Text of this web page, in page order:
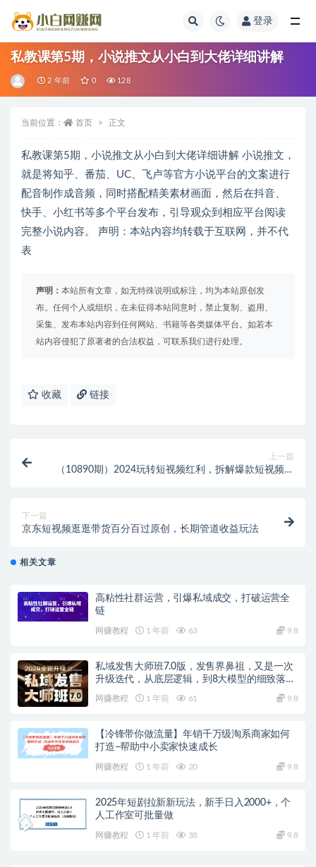
登录
私教课第5期，小说推文从小白到大佬详细讲解
2 年前 0 128
当前位置： 首页 正文
私教课第5期，小说推文从小白到大佬详细讲解 小说推文，
就是将知乎、番茄、UC、飞卢等官方小说平台的文案进行
配音制作成音频，同时搭配精美素材画面，然后在抖音、
快手、小红书等多个平台发布，引导观众到相应平台阅读
完整小说内容。 声明：本站内容均转载于互联网，并不代
表
声明： 本站所有文章，如无特殊说明或标注，均为本站原创发
布。任何个人或组织，在未征得本站同意时，禁止复制、盗用、
采集、发布本站内容到任何网站、书籍等各类媒体平台。如若本
站内容侵犯了原著者的合法权益，可联系我们进行处理。
收藏 链接
上一篇
（10890期）2024玩转短视频红利，拆解爆款短视频隐
下一篇
京东短视频逛逛带货百分百过原创，长期管道收益玩法
相关文章
高粘性社群运营，引爆私域成交，打破运营全
链
网赚教程 1 年前 63 9.8
私域发售大师班7.0版，发售界鼻祖，又是一次
升级迭代，从底层逻辑，到8大模型的细致落地
网赚教程 1 年前 61 9.8
【冷锋带你做流量】年销千万级淘系商家如何
打造–帮助中小卖家快速成长
网赚教程 1 年前 20 9.8
2025年短剧拉新新玩法，新手日入2000+，个
人工作室可批量做
网赚教程 1 年前 38 9.8